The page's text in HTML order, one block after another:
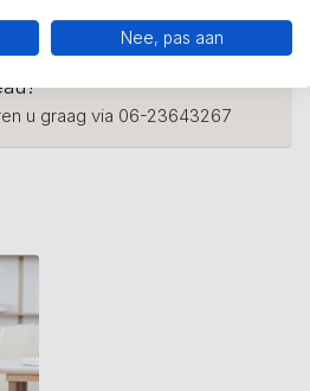
u graag via 06-23643267
Nee, pas aan